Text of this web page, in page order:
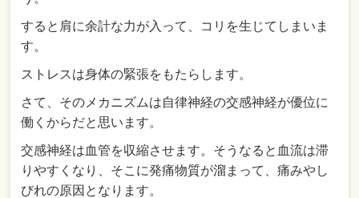
すると肩に余計な力が入って、コリを生じてしまいま
す。
ストレスは身体の緊張をもたらします。
さて、そのメカニズムは自律神経の交感神経が優位に
働くからだと思います。
交感神経は血管を収縮させます。そうなると血流は滞
りやすくなり、そこに発痛物質が溜まって、痛みやし
びれの原因となります。